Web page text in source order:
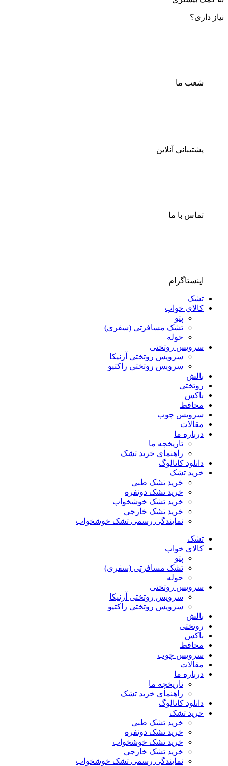
نیاز داری؟
شعب ما
پشتیبانی آنلاین
تماس با ما
اینستاگرام
تشک
کالای خواب
پتو
تشک مسافرتی (سفری)
حوله
سرویس روتختی
سرویس روتختی آرنیکا
سرویس روتختی راکتیو
بالش
روتختی
باکس
محافظ
سرویس چوب
مقالات
درباره ما
تاریخچه ما
راهنمای خرید تشک
دانلود کاتالوگ
خرید تشک
خرید تشک طبی
خرید تشک دونفره
خرید تشک خوشخواب
خرید تشک خارجی
نمایندگی رسمی تشک خوشخواب
تشک
کالای خواب
پتو
تشک مسافرتی (سفری)
حوله
سرویس روتختی
سرویس روتختی آرنیکا
سرویس روتختی راکتیو
بالش
روتختی
باکس
محافظ
سرویس چوب
مقالات
درباره ما
تاریخچه ما
راهنمای خرید تشک
دانلود کاتالوگ
خرید تشک
خرید تشک طبی
خرید تشک دونفره
خرید تشک خوشخواب
خرید تشک خارجی
نمایندگی رسمی تشک خوشخواب